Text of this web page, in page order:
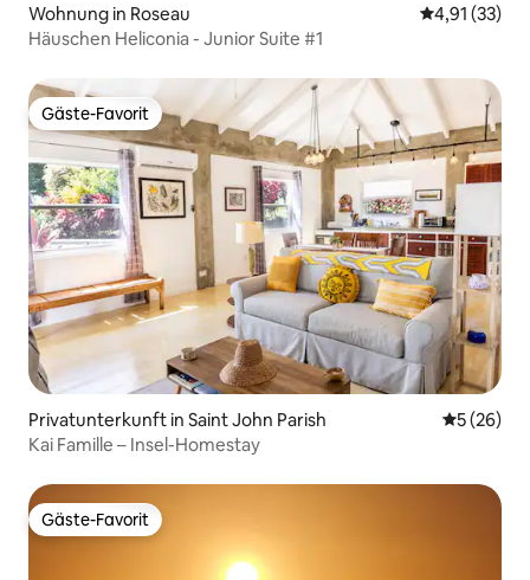
Wohnung in Roseau
4,91 (33)
Häuschen Heliconia - Junior Suite #1
Gäste-Favorit
Gäste-Favorit
Privatunterkunft in Saint John Parish
5 (26)
Kai Famille – Insel-Homestay
Gäste-Favorit
Gäste-Favorit